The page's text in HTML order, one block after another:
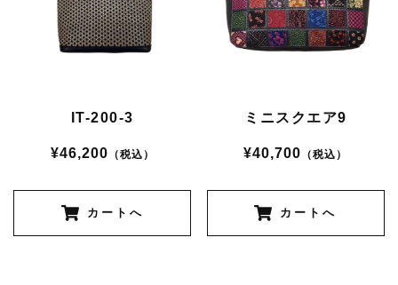
IT-200-3
¥46,200 （税込）
カートへ
ミニスクエア9
¥40,700 （税込）
カートへ